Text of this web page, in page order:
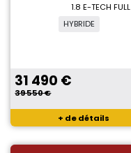
1.8 E-TECH
HYBRIDE
31 490 €
39 550 €
+ de détails